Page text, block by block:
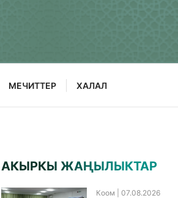
МЕЧИТТЕР ХАЛАЛ
АКЫРКЫ ЖАҢЫЛЫКТАР
Коом | 07.08.2026